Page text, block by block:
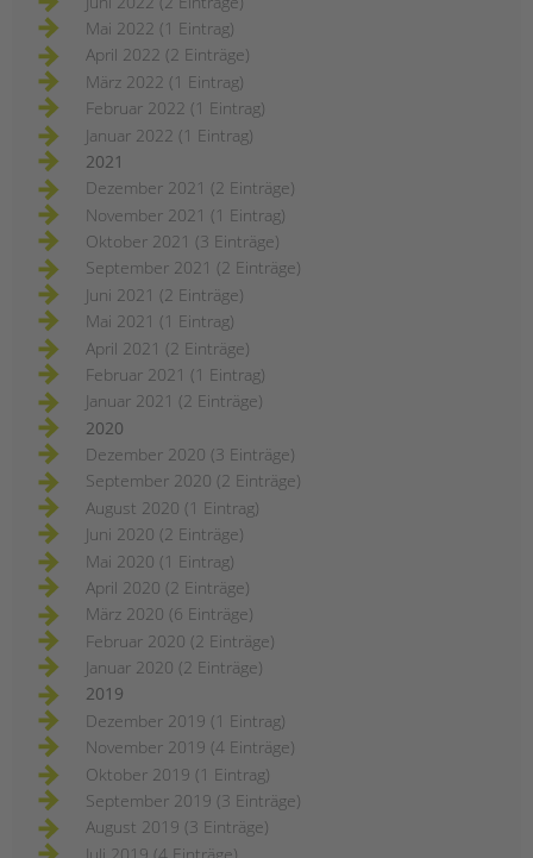
Mai 2022 (1 Eintrag)
April 2022 (2 Einträge)
März 2022 (1 Eintrag)
Februar 2022 (1 Eintrag)
Januar 2022 (1 Eintrag)
2021
Dezember 2021 (2 Einträge)
November 2021 (1 Eintrag)
Oktober 2021 (3 Einträge)
September 2021 (2 Einträge)
Juni 2021 (2 Einträge)
Mai 2021 (1 Eintrag)
April 2021 (2 Einträge)
Februar 2021 (1 Eintrag)
Januar 2021 (2 Einträge)
2020
Dezember 2020 (3 Einträge)
September 2020 (2 Einträge)
August 2020 (1 Eintrag)
Juni 2020 (2 Einträge)
Mai 2020 (1 Eintrag)
April 2020 (2 Einträge)
März 2020 (6 Einträge)
Februar 2020 (2 Einträge)
Januar 2020 (2 Einträge)
2019
Dezember 2019 (1 Eintrag)
November 2019 (4 Einträge)
Oktober 2019 (1 Eintrag)
September 2019 (3 Einträge)
August 2019 (3 Einträge)
Juli 2019 (4 Einträge)